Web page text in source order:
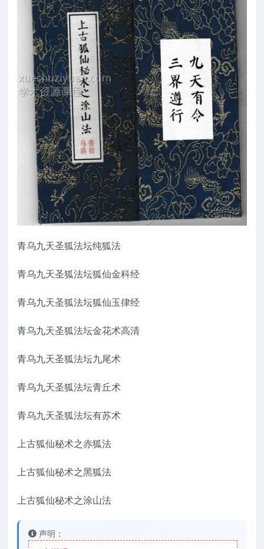
青乌九天圣狐法坛纯狐法
青乌九天圣狐法坛狐仙金科经
青乌九天圣狐法坛狐仙玉律经
青乌九天圣狐法坛金花术高清
青乌九天圣狐法坛九尾术
青乌九天圣狐法坛青丘术
青乌九天圣狐法坛有苏术
上古狐仙秘术之赤狐法
上古狐仙秘术之黑狐法
上古狐仙秘术之涂山法
声明：